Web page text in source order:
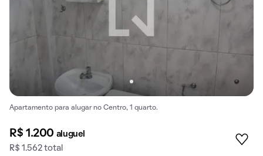
Apartamento para alugar no Centro, 1 quarto.
R$ 1.200 aluguel
R$ 1.562 total